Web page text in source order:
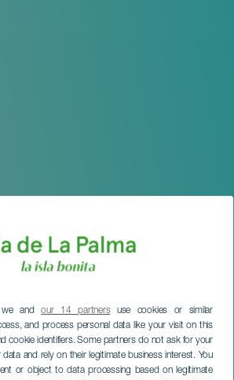
we andour 14 partnersuse cookies or similar
and process personal data like your visit on this
cookie identifiers. Some partners do not ask for your
and rely on their legitimate business interest. You
or object to data processing based on legitimate